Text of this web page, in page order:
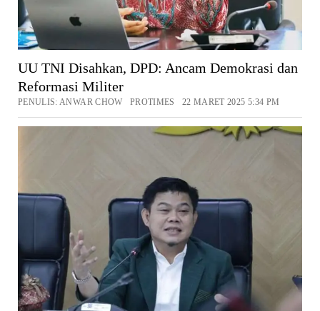
UU TNI Disahkan, DPD: Ancam Demokrasi dan
Reformasi Militer
PENULIS: ANWAR CHOW PROTIMES 22 MARET 2025 5:34 PM